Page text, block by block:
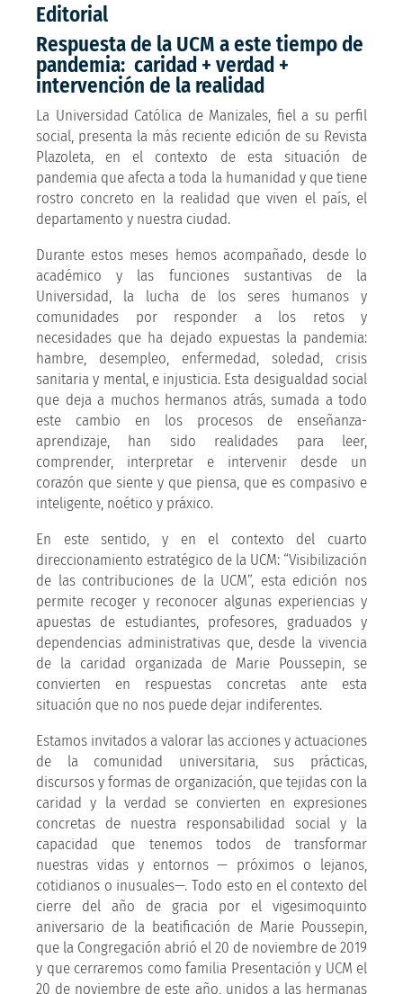
Editorial
Respuesta de la UCM a este tiempo de
pandemia: caridad + verdad +
intervención de la realidad
La Universidad Católica de Manizales, fiel a su perfil
social, presenta la más reciente edición de su Revista
Plazoleta, en el contexto de esta situación de
pandemia que afecta a toda la humanidad y que tiene
rostro concreto en la realidad que viven el país, el
departamento y nuestra ciudad.
Durante estos meses hemos acompañado, desde lo
académico y las funciones sustantivas de la
Universidad, la lucha de los seres humanos y
comunidades por responder a los retos y
necesidades que ha dejado expuestas la pandemia:
hambre, desempleo, enfermedad, soledad, crisis
sanitaria y mental, e injusticia. Esta desigualdad social
que deja a muchos hermanos atrás, sumada a todo
este cambio en los procesos de enseñanza-
aprendizaje, han sido realidades para leer,
comprender, interpretar e intervenir desde un
corazón que siente y que piensa, que es compasivo e
inteligente, noético y práxico.
En este sentido, y en el contexto del cuarto
direccionamiento estratégico de la UCM: “Visibilización
de las contribuciones de la UCM”, esta edición nos
permite recoger y reconocer algunas experiencias y
apuestas de estudiantes, profesores, graduados y
dependencias administrativas que, desde la vivencia
de la caridad organizada de Marie Poussepin, se
convierten en respuestas concretas ante esta
situación que no nos puede dejar indiferentes.
Estamos invitados a valorar las acciones y actuaciones
de la comunidad universitaria, sus prácticas,
discursos y formas de organización, que tejidas con la
caridad y la verdad se convierten en expresiones
concretas de nuestra responsabilidad social y la
capacidad que tenemos todos de transformar
nuestras vidas y entornos — próximos o lejanos,
cotidianos o inusuales—. Todo esto en el contexto del
cierre del año de gracia por el vigesimoquinto
aniversario de la beatificación de Marie Poussepin,
que la Congregación abrió el 20 de noviembre de 2019
y que cerraremos como familia Presentación y UCM el
20 de noviembre de este año, unidos a las hermanas